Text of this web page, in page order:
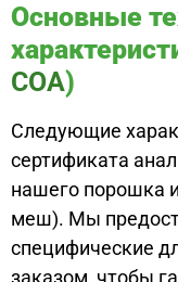
Основные
COA)
Следующие
сертификата
нашего порошка
меш). Мы
специфические
заказом, чтобы